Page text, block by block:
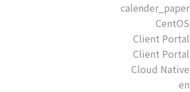
calender_paper
CentOS
Client Portal
Client Portal
Cloud Native
en